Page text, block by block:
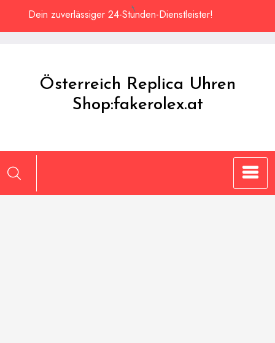
Dein zuverlässiger 24-Stunden-Dienstleister!
Österreich Replica Uhren
Shop:fakerolex.at